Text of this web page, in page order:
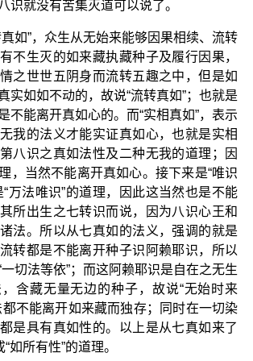
识就没有苦集灭道可以说了。
如”，众生从无始来能够因果相续、流转
不生灭的如来藏执藏种子及履行因果，
之世世五阴身而流转五趣之中，但是如
实如如不动的，故说“流转真如”；也就是
不能离开真如心的。而“实相真如”，表示
我的法义才能实证真如心，也就是实相
八识之真如法性及二种无我的道理；因
，当然不能离开真如心。接下来是“唯识
“万法唯识”的道理，因此这当然也是不能
所出生之七转识而说，因为八识心王和
法。所以从七真如的法义，强调的就是
转都是不能离开种子识阿赖耶识，所以
切法等依”；而这阿赖耶识是自在之无生
含藏无量无边的种子，故说“无始时来
都不能离开如来藏而独存；同时在一切染
是具有真如性的。以上是从七真如来了
如所有性”的道理。